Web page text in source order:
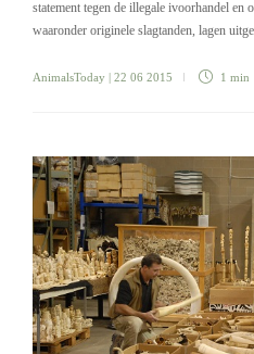
statement tegen de illegale ivoorhandel
waaronder originele slagtanden, lagen
AnimalsToday | 22 06 2015 1 min